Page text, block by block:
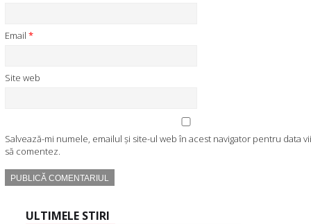
Email *
Site web
Salvează-mi numele, emailul și site-ul web în acest navigator pentru data
să comentez.
ULTIMELE STIRI